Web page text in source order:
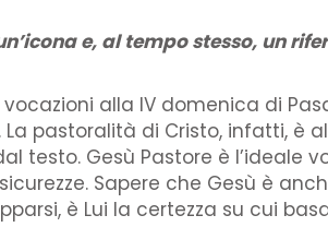
e, al tempo stesso, un
alla IV domenica di
pastoralità di Cristo, infatti, è
Gesù Pastore è l’ideale
Sapere che Gesù è
è Lui la certezza su cui